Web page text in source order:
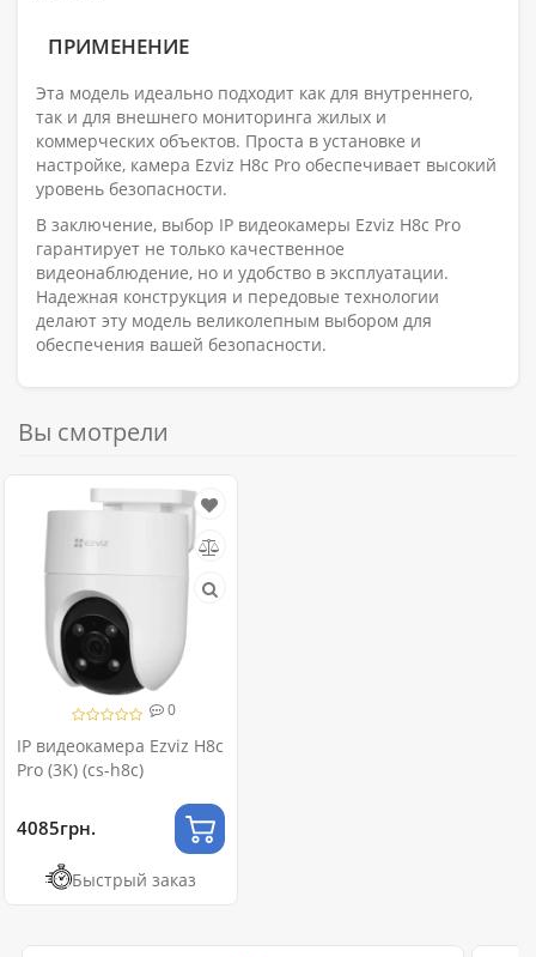
ПРИМЕНЕНИЕ
Эта модель идеально подходит как для внутреннего,
так и для внешнего мониторинга жилых и
коммерческих объектов. Проста в установке и
настройке, камера Ezviz H8c Pro обеспечивает высокий
уровень безопасности.
В заключение, выбор IP видеокамеры Ezviz H8c Pro
гарантирует не только качественное
видеонаблюдение, но и удобство в эксплуатации.
Надежная конструкция и передовые технологии
делают эту модель великолепным выбором для
обеспечения вашей безопасности.
Вы смотрели
0
IP видеокамера Ezviz H8c
Pro (3K) (cs-h8c)
4085грн.
Быстрый заказ